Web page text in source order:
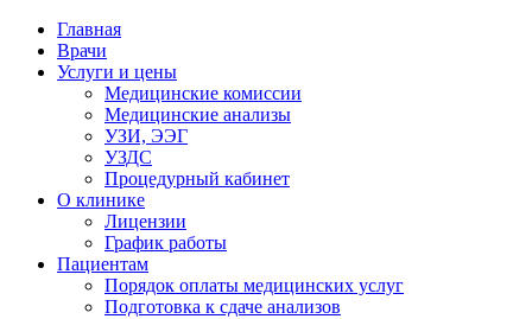
Главная
Врачи
Услуги и цены
Медицинские комиссии
Медицинские анализы
УЗИ, ЭЭГ
УЗДС
Процедурный кабинет
О клинике
Лицензии
График работы
Пациентам
Порядок оплаты медицинских услуг
Подготовка к сдаче анализов